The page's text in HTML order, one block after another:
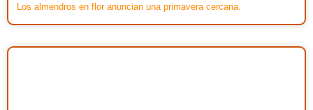
Los almendros en flor anuncian una primavera cercana.